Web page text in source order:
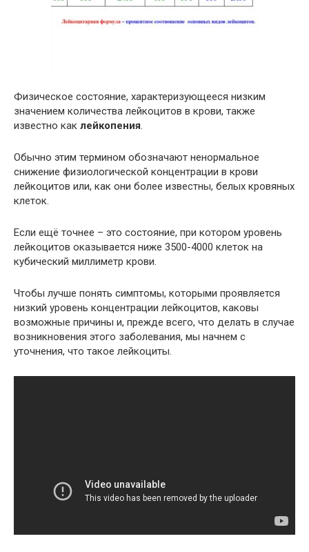
Физическое состояние, характеризующееся низким
значением количества лейкоцитов в крови, также
известно как лейкопения.
Обычно этим термином обозначают ненормальное
снижение физиологической концентрации в крови
лейкоцитов или, как они более известны, белых кровяных
клеток.
Если ещё точнее – это состояние, при котором уровень
лейкоцитов оказывается ниже 3500-4000 клеток на
кубический миллиметр крови.
Чтобы лучше понять симптомы, которыми проявляется
низкий уровень концентрации лейкоцитов, каковы
возможные причины и, прежде всего, что делать в случае
возникновения этого заболевания, мы начнем с
уточнения, что такое лейкоциты.